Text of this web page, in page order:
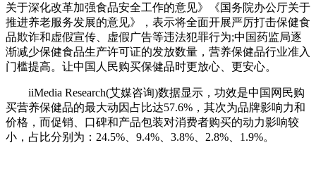
关于深化改革加强食品安全工作的意见》《国务院办公厅关于
推进养老服务发展的意见》，表示将全面开展严厉打击保健食
品欺诈和虚假宣传、虚假广告等违法犯罪行为;中国药监局逐
渐减少保健食品生产许可证的发放数量，营养保健品行业准入
门槛提高。让中国人民购买保健品时更放心、更安心。
iiMedia Research(艾媒咨询)数据显示，功效是中国网民购
买营养保健品的最大动因占比达57.6%，其次为品牌影响力和
价格，而促销、口碑和产品包装对消费者购买的动力影响较
小，占比分别为：24.5%、9.4%、3.8%、2.8%、1.9%。